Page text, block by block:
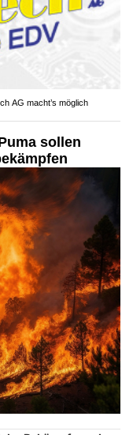
AG macht’s möglich
sollen